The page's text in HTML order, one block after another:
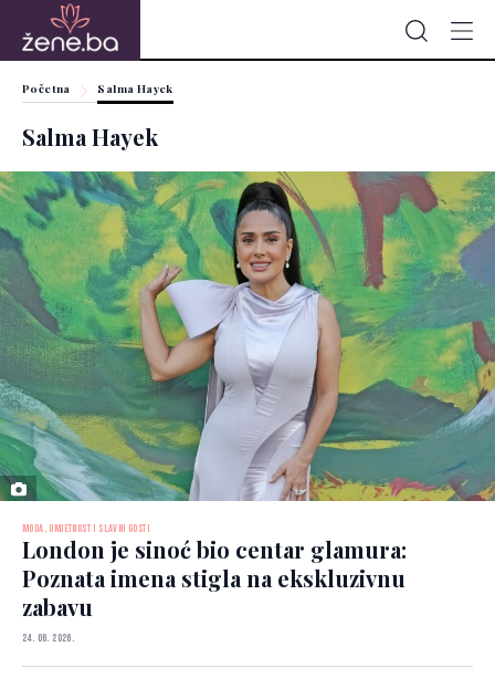
Početna Salma Hayek
Salma Hayek
MODA, UMJETNOST I SLAVNI GOSTI
London je sinoć bio centar glamura:
Poznata imena stigla na ekskluzivnu
zabavu
24. 06. 2026.